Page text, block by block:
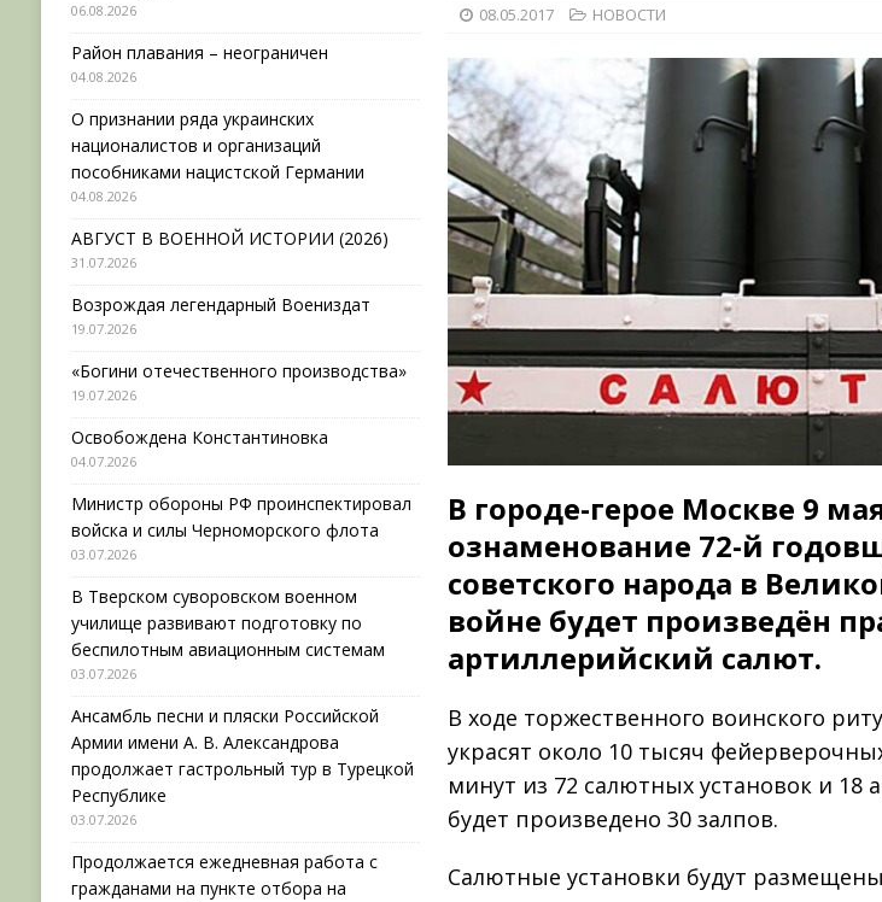
08.05.2017 НОВОСТИ
В городе-герое Москве 9
ознаменование 72-й
советского народа в
войне будет произведён
артиллерийский салют.
В ходе торжественного воинского
украсят около 10 тысяч
минут из 72 салютных установок и 18
будет произведено 30 залпов.
Салютные установки будут
06.08.2026
Район плавания – неограничен
04.08.2026
О признании ряда украинских
националистов и организаций
пособниками нацистской Германии
04.08.2026
АВГУСТ В ВОЕННОЙ ИСТОРИИ (2026)
31.07.2026
Возрождая легендарный Воениздат
19.07.2026
«Богини отечественного производства»
19.07.2026
Освобождена Константиновка
04.07.2026
Министр обороны РФ проинспектировал
войска и силы Черноморского флота
03.07.2026
В Тверском суворовском военном
училище развивают подготовку по
беспилотным авиационным системам
03.07.2026
Ансамбль песни и пляски Российской
Армии имени А. В. Александрова
продолжает гастрольный тур в Турецкой
Республике
03.07.2026
Продолжается ежедневная работа с
гражданами на пункте отбора на